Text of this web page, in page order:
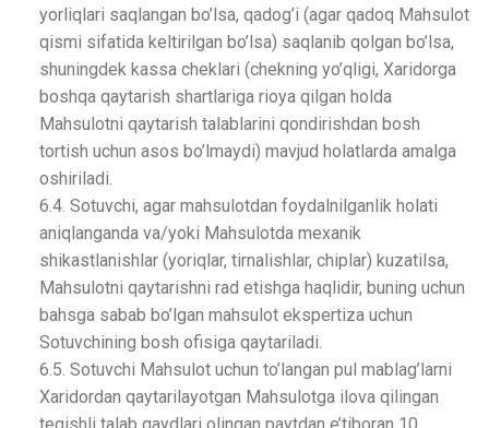
yorliqlari saqlangan bo’lsa, qadog’i (agar qadoq Mahsulot
qismi sifatida keltirilgan bo’lsa) saqlanib qolgan bo’lsa,
shuningdek kassa cheklari (chekning yo’qligi, Xaridorga
boshqa qaytarish shartlariga rioya qilgan holda
Mahsulotni qaytarish talablarini qondirishdan bosh
tortish uchun asos bo’lmaydi) mavjud holatlarda amalga
oshiriladi.
6.4. Sotuvchi, agar mahsulotdan foydalnilganlik holati
aniqlanganda va/yoki Mahsulotda mexanik
shikastlanishlar (yoriqlar, tirnalishlar, chiplar) kuzatilsa,
Mahsulotni qaytarishni rad etishga haqlidir, buning uchun
bahsga sabab bo’lgan mahsulot ekspertiza uchun
Sotuvchining bosh ofisiga qaytariladi.
6.5. Sotuvchi Mahsulot uchun to’langan pul mablag’larni
Xaridordan qaytarilayotgan Mahsulotga ilova qilingan